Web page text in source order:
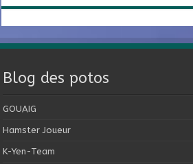
Blog des potos
GOUAIG
Hamster Joueur
K-Yen-Team